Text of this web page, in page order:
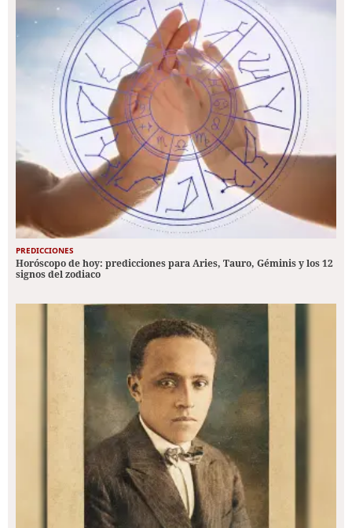
PREDICCIONES
Horóscopo de hoy: predicciones para Aries, Tauro, Géminis y los 12
signos del zodiaco